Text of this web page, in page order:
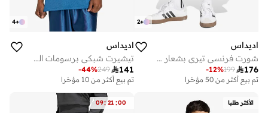
+
2
اديداس
شورت فرنسي تيري بشعار كبير
176
199
-12%
تم بيع أكثر من 50 مؤخرا
+
4
اديداس
تيشيرت شبكي برسومات الملعب
141
249
-44%
تم بيع أكثر من 10 مؤخرا
الأكثر طلبا 09: 21 :00